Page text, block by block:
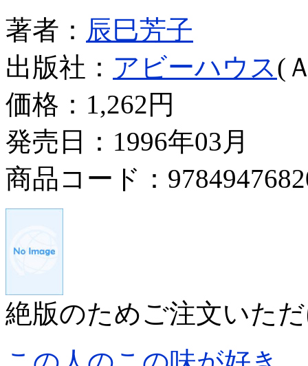
著者： 辰巳芳子
出版社： アビーハウス(
価格： 1,262円
発売日：1996年03月
商品コード：
絶版のためご注文いた